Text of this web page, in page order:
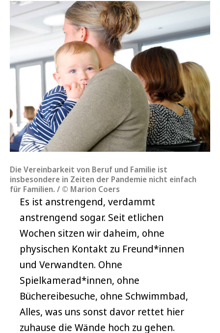
Die Vereinbarkeit von Beruf und Familie ist
insbesondere in Zeiten der Pandemie nicht einfach
für Familien. / © Marion Coers
Es ist anstrengend, verdammt
anstrengend sogar. Seit etlichen
Wochen sitzen wir daheim, ohne
physischen Kontakt zu Freund*innen
und Verwandten. Ohne
Spielkamerad*innen, ohne
Büchereibesuche, ohne Schwimmbad,
Alles, was uns sonst davor rettet hier
zuhause die Wände hoch zu gehen.